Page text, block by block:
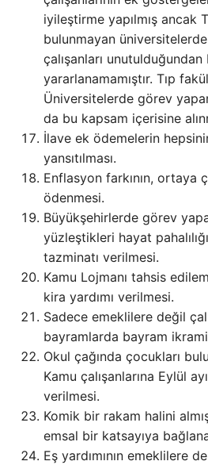
iyileştirme yapılmış ancak
bulunmayan üniversitelerde
çalışanları
yararlanamamıştır. Tıp
Üniversitelerde görev yapan
da bu kapsam içerisine
İlave ek ödemelerin
yansıtılması.
Enflasyon farkının, ortaya
ödenmesi.
Büyükşehirlerde görev
yüzleştikleri hayat
tazminatı verilmesi.
Kamu Lojmanı tahsis
kira yardımı verilmesi.
Sadece emeklilere değil
bayramlarda bayram
Okul çağında çocukları
Kamu çalışanlarına Eylül
verilmesi.
Komik bir rakam halini
emsal bir katsayıya
Eş yardımının emeklilere